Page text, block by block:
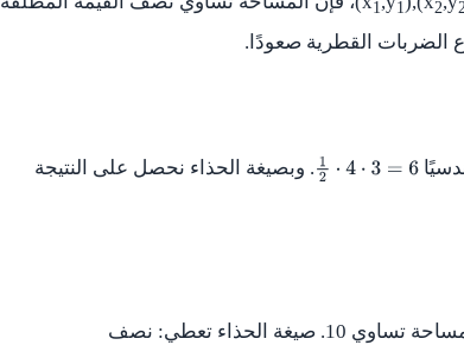
1 1 2
الضربات القطرية صعودًا.
12 ⋅ 4⋅ 3 =6
. وبصيغة الحذاء نحصل على النتيجة
تساوي 10. صيغة الحذاء تعطي: نصف